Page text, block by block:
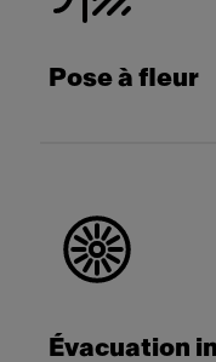
Pose à fleur
Évacuation